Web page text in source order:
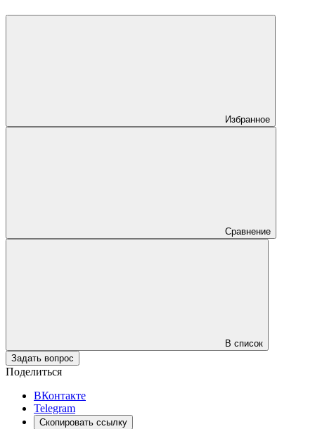
Избранное
Сравнение
В список
Задать вопрос
Поделиться
ВКонтакте
Telegram
Скопировать ссылку